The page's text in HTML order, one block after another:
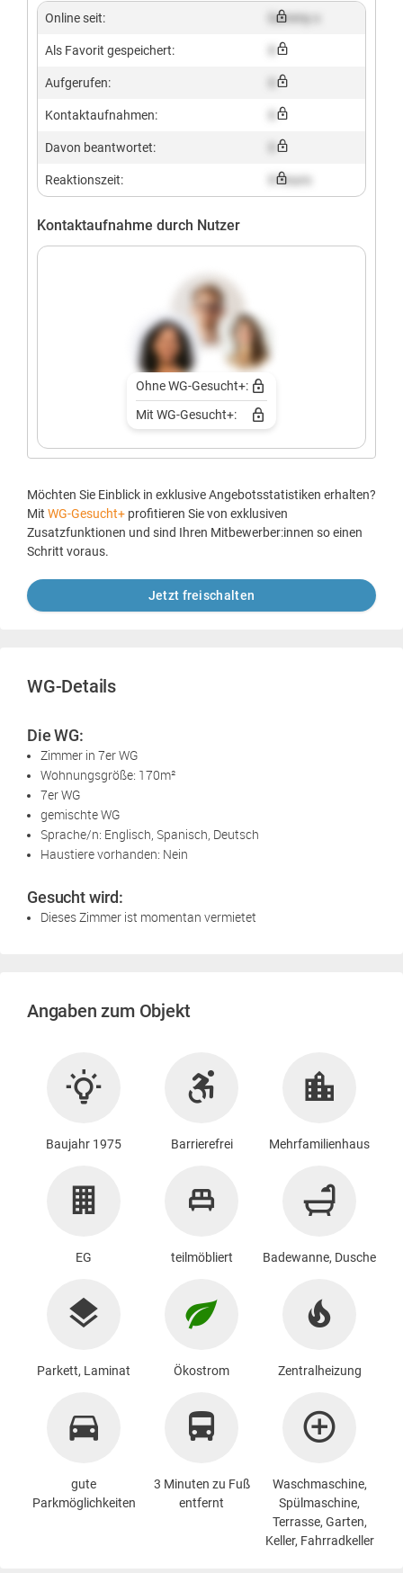
Online seit: Dummy x
Als Favorit gespeichert:
Aufgerufen:
Kontaktaufnahmen:
Davon beantwortet:
Reaktionszeit: X hours
Kontaktaufnahme durch Nutzer
Ohne WG-Gesucht+:
Mit WG-Gesucht+:
Möchten Sie Einblick in exklusive Angebotsstatistiken erhalten?
Mit WG-Gesucht+ profitieren Sie von exklusiven
Zusatzfunktionen und sind Ihren Mitbewerber:innen so einen
Schritt voraus.
Jetzt freischalten
WG-Details
Die WG:
Zimmer in 7er WG
Wohnungsgröße: 170m²
7er WG
gemischte WG
Sprache/n: Englisch, Spanisch, Deutsch
Haustiere vorhanden: Nein
Gesucht wird:
Dieses Zimmer ist momentan vermietet
Angaben zum Objekt
Baujahr 1975 Barrierefrei Mehrfamilienhaus
EG teilmöbliert Badewanne, Dusche
Parkett, Laminat Ökostrom Zentralheizung
gute
Parkmöglichkeiten
3 Minuten zu Fuß
entfernt
Waschmaschine,
Spülmaschine,
Terrasse, Garten,
Keller, Fahrradkeller